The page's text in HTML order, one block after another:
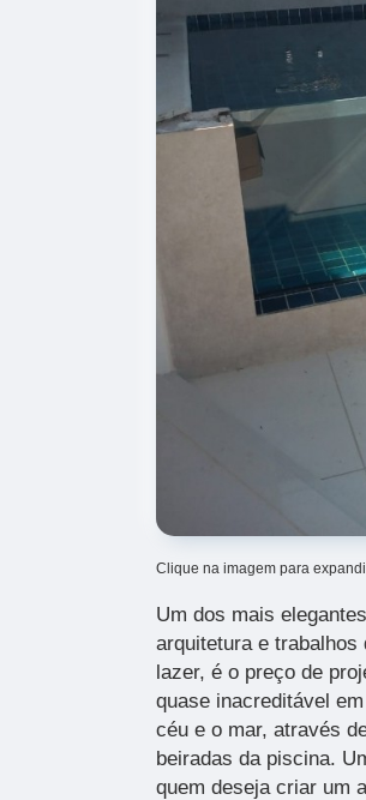
Clique na imagem para
Um dos mais
arquitetura e trabalhos
lazer, é o preço de
quase inacreditável
céu e o mar, através
beiradas da piscina.
quem deseja criar um